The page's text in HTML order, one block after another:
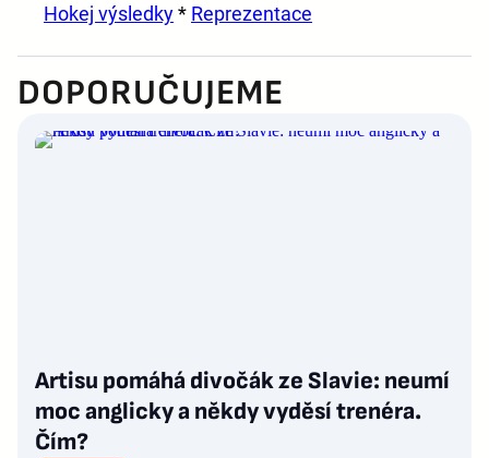
Hokej výsledky* Reprezentace
DOPORUČUJEME
Artisu pomáhá divočák ze Slavie: neumí
moc anglicky a někdy vyděsí trenéra.
Čím?